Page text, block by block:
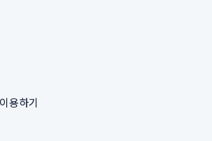
용하기